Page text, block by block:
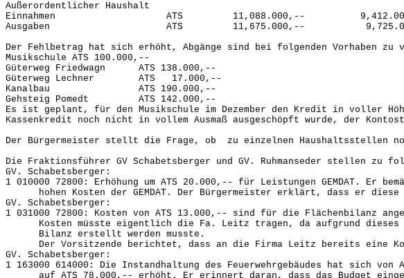
Außerordentlicher Haushalt
Einnahmen ATS 11,088.000,--
Ausgaben ATS 11,675.000,-- 9,725.000,--
Der Fehlbetrag hat sich erhöht, Abgänge sind bei folgenden Vorhaben zu
Musikschule ATS 100.000,--
Güterweg Friedwagn ATS 138.000,--
Güterweg Lechner ATS 17.000,--
Kanalbau ATS 190.000,--
Gehsteig Pomedt ATS 142.000,--
Es ist geplant, für den Musikschule im Dezember den Kredit in voller
Kassenkredit noch nicht in vollem Ausmaß ausgeschöpft wurde, der
Der Bürgermeister stellt die Frage, ob zu einzelnen Haushaltsstellen
Die Fraktionsführer GV Schabetsberger und GV. Ruhmanseder stellen zu
GV. Schabetsberger:
1 010000 72800: Erhöhung um ATS 20.000,-- für Leistungen GEMDAT. Er
hohen Kosten der GEMDAT. Der Bürgermeister erklärt, dass er
GV. Schabetsberger:
1 031000 72800: Kosten von ATS 13.000,-- sind für die Flächenbilanz
Kosten müsste eigentlich die Fa. Leitz tragen, da aufgrund dieses
Bilanz erstellt werden musste.
Der Vorsitzende berichtet, dass an die Firma Leitz bereits eine
GV. Schabetsberger:
1 163000 614000: Die Instandhaltung des Feuerwehrgebäudes hat sich von
auf ATS 78.000,-- erhöht. Er erinnert daran, dass das Budget